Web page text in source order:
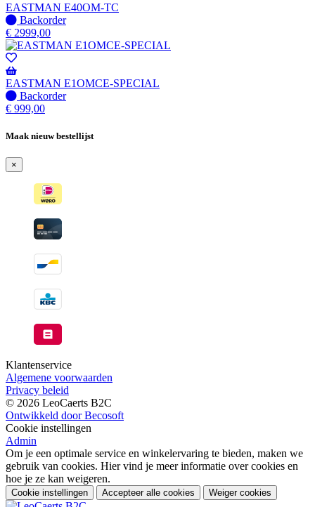
EASTMAN E40OM-TC
Niet
op
voorraad
-
Wordt
verzonden
wanneer
beschikbaar
Backorder
€ 2999,00
EASTMAN E1OMCE-SPECIAL
Niet
op
-
verzonden
wanneer
beschikbaar
Backorder
€ 999,00
Maak nieuw bestellijst
×
Klantenservice
Algemene voorwaarden
Privacy beleid
© 2026 LeoCaerts B2C
Ontwikkeld door Becosoft
Cookie instellingen
Admin
Om je een optimale service en winkelervaring te bieden, maken we
gebruik van cookies. Hier vind je meer informatie over cookies en
hoe je ze kan weigeren.
Cookie instellingen Accepteer alle cookies Weiger cookies